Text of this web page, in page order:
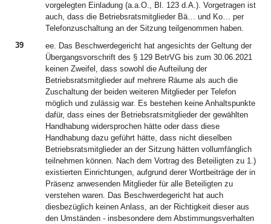
vorgelegten Einladung (a.a.O., Bl. 123 d.A.). Vorgetragen ist
auch, dass die Betriebsratsmitglieder Bä… und Ko… per
Telefonzuschaltung an der Sitzung teilgenommen haben.
39
ee. Das Beschwerdegericht hat angesichts der Geltung der
Übergangsvorschrift des § 129 BetrVG bis zum 30.06.2021
keinen Zweifel, dass sowohl die Aufteilung der
Betriebsratsmitglieder auf mehrere Räume als auch die
Zuschaltung der beiden weiteren Mitglieder per Telefon
möglich und zulässig war. Es bestehen keine Anhaltspunkte
dafür, dass eines der Betriebsratsmitglieder der gewählten
Handhabung widersprochen hätte oder dass diese
Handhabung dazu geführt hätte, dass nicht dieselben
Betriebsratsmitglieder an der Sitzung hätten vollumfänglich
teilnehmen können. Nach dem Vortrag des Beteiligten zu 1.)
existierten Einrichtungen, aufgrund derer Wortbeiträge der in
Präsenz anwesenden Mitglieder für alle Beteiligten zu
verstehen waren. Das Beschwerdegericht hat auch
diesbezüglich keinen Anlass, an der Richtigkeit dieser aus
den Umständen - insbesondere dem Abstimmungsverhalten